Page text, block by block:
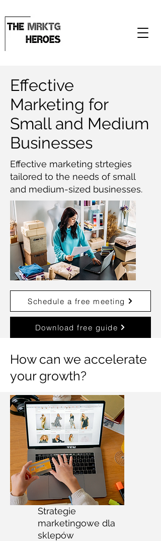
Effective
Marketing for
Small and Medium
Businesses
Effective marketing strtegies
tailored to the needs of small
and medium-sized businesses.
Schedule a free meeting
Download free guide
How can we accelerate
your growth?
Strategie
marketingowe dla
sklepów